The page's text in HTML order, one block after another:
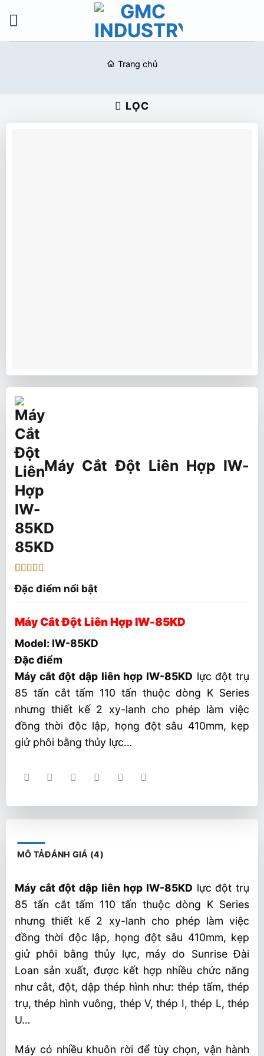
qua
nội
Trang chủ
LỌC
Máy Cắt Đột Liên Hợp IW-
85KD
trên 5
dựa
đánh
giá
Đặc điểm nổi bật
Máy Cắt Đột Liên Hợp IW-85KD
Model: IW-85KD
Đặc điểm
Máy cắt đột dập liên hợp IW-85KD lực đột trụ
85 tấn cắt tấm 110 tấn thuộc dòng K Series
nhưng thiết kế 2 xy-lanh cho phép làm việc
đồng thời độc lập, họng đột sâu 410mm, kẹp
giử phôi bằng thủy lực…
MÔ TẢĐÁNH GIÁ (4)
Máy cắt đột dập liên hợp IW-85KD lực đột trụ
85 tấn cắt tấm 110 tấn thuộc dòng K Series
nhưng thiết kế 2 xy-lanh cho phép làm việc
đồng thời độc lập, họng đột sâu 410mm, kẹp
giử phôi bằng thủy lực, máy do Sunrise Đài
Loan sản xuất, được kết hợp nhiều chức năng
như cắt, đột, dập thép hình như: thép tấm, thép
trụ, thép hình vuông, thép V, thép I, thép L, thép
U…
Máy có nhiều khuôn rời để tùy chọn, vận hành